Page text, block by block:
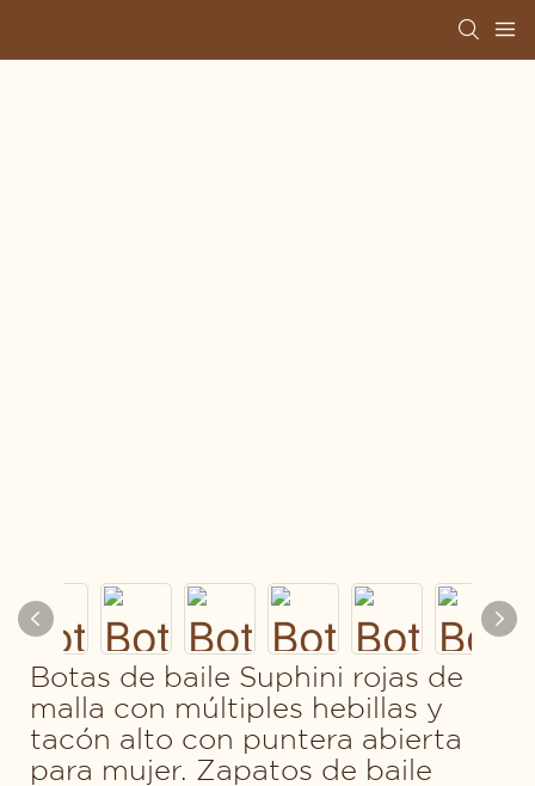
Botas de baile Suphini rojas de
malla con múltiples hebillas y
tacón alto con puntera abierta
para mujer. Zapatos de baile